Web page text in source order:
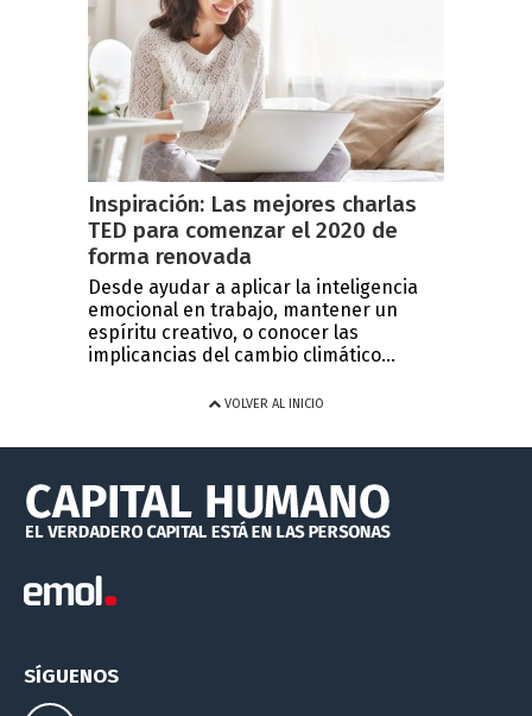
Inspiración: Las mejores charlas
TED para comenzar el 2020 de
forma renovada
Desde ayudar a aplicar la inteligencia
emocional en trabajo, mantener un
espíritu creativo, o conocer las
implicancias del cambio climático...
VOLVER AL INICIO
SÍGUENOS